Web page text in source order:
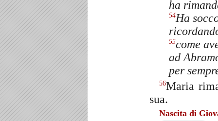
ha
54Ha
55come
ad
per
56Maria
sua.
Nascita di